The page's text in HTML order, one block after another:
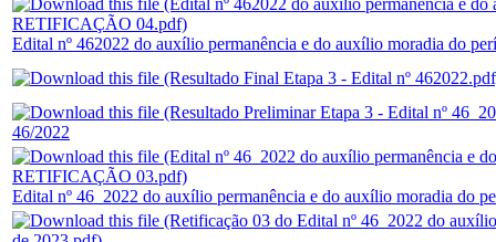
Edital nº 462022 do auxílio permanência e do auxílio moradia do
46/2022
Edital nº 46_2022 do auxílio permanência e do auxílio moradia do